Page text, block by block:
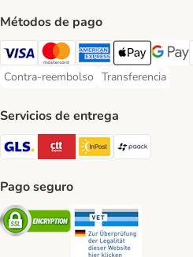
Métodos de pago
Visa Payment Method
Mastercard Payment Method
American Express
Apple PayGoogle
Contra-reembolso
Contra-reembolso Payment Method
Transferencia
Transferencia
Servicios de entrega
GLS Shipping Method
CTTExpress Shipping
InPost Shipping
paack
Pago seguro
Security